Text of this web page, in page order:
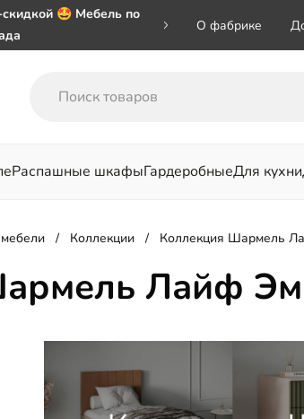
🤩 Мебель по
переехал на номер
О фабрике
Распашные шкафыГардеробныеДля кухни
Для спальни
Коллекции Коллекция Шармель
Лайф